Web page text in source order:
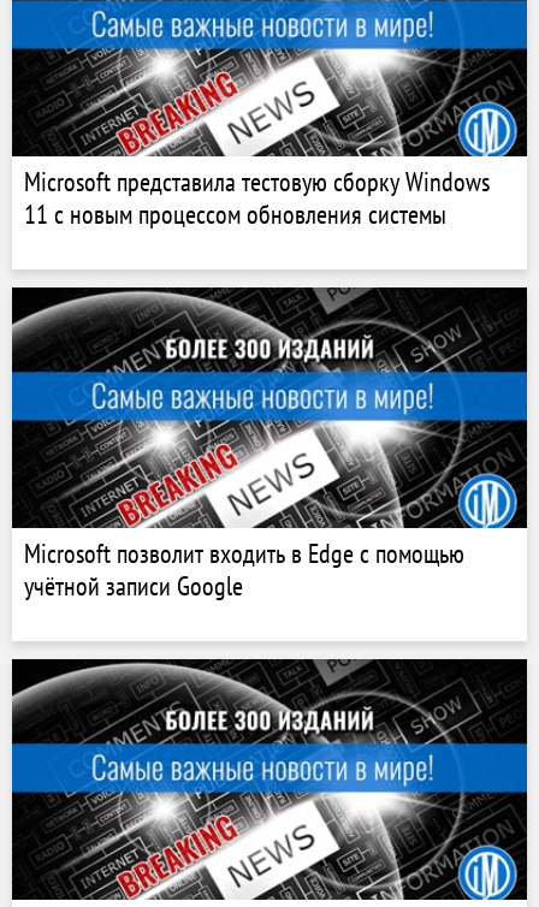
Microsoft представила тестовую сборку Windows
11 с новым процессом обновления системы
Microsoft позволит входить в Edge с помощью
учётной записи Google